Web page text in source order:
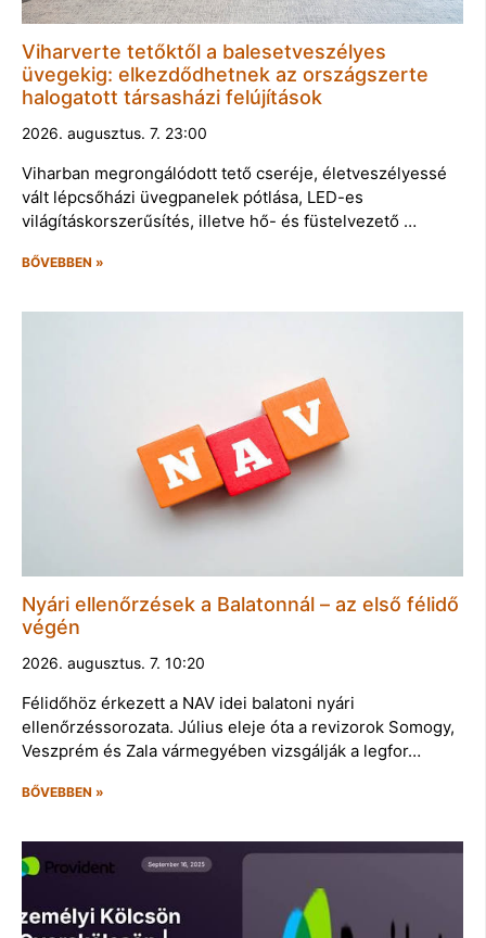
Viharverte tetőktől a balesetveszélyes
üvegekig: elkezdődhetnek az országszerte
halogatott társasházi felújítások
2026. augusztus. 7. 23:00
Viharban megrongálódott tető cseréje, életveszélyessé
vált lépcsőházi üvegpanelek pótlása, LED-es
világításkorszerűsítés, illetve hő- és füstelvezető …
BŐVEBBEN »
Nyári ellenőrzések a Balatonnál – az első félidő
végén
2026. augusztus. 7. 10:20
Félidőhöz érkezett a NAV idei balatoni nyári
ellenőrzéssorozata. Július eleje óta a revizorok Somogy,
Veszprém és Zala vármegyében vizsgálják a legfor…
BŐVEBBEN »